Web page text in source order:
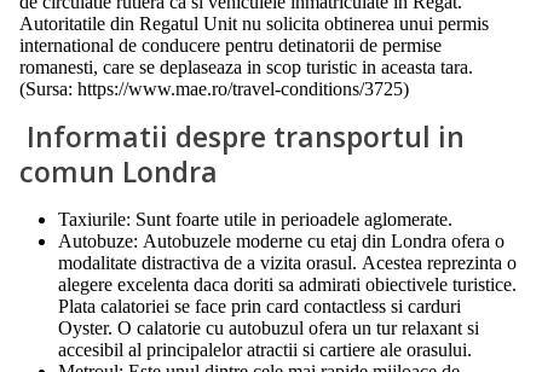
Autoritatile din Regatul Unit nu solicita obtinerea unui permis
international de conducere pentru detinatorii de permise
romanesti, care se deplaseaza in scop turistic in aceasta tara.
(Sursa: https://www.mae.ro/travel-conditions/3725)
Informatii despre transportul in
comun Londra
Taxiurile: Sunt foarte utile in perioadele aglomerate.
Autobuze: Autobuzele moderne cu etaj din Londra ofera o
modalitate distractiva de a vizita orasul. Acestea reprezinta o
alegere excelenta daca doriti sa admirati obiectivele turistice.
Plata calatoriei se face prin card contactless si carduri
Oyster. O calatorie cu autobuzul ofera un tur relaxant si
accesibil al principalelor atractii si cartiere ale orasului.